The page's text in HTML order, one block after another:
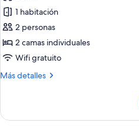
fotos
de
Habitación
doble,
al
Adults)
1 habitación
2 personas
2 camas individuales
Wifi gratuito
Más detalles
Más
doble,